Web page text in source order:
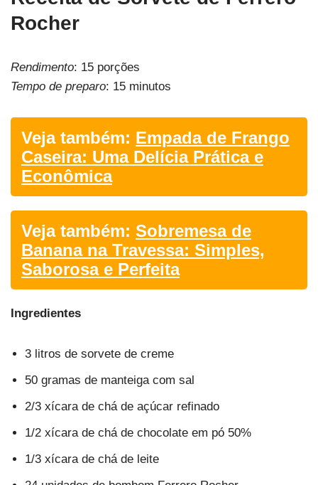
Rocher
Rendimento: 15 porções
Tempo de preparo: 15 minutos
Veja também: Empada de Frango
Caseira: Uma Delícia Prática e
Econômica
Veja também: Sobremesa de
Banana na Travessa: Simples,
Saborosa e Perfeita
Ingredientes
3 litros de sorvete de creme
50 gramas de manteiga com sal
2/3 xícara de chá de açúcar refinado
1/2 xícara de chá de chocolate em pó 50%
1/3 xícara de chá de leite